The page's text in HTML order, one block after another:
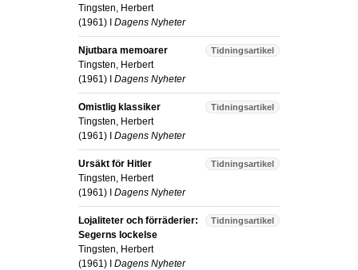
Tingsten, Herbert
(1961) I Dagens Nyheter
Tidningsartikel
Njutbara memoarer
Tingsten, Herbert
(1961) I Dagens Nyheter
Tidningsartikel
Omistlig klassiker
Tingsten, Herbert
(1961) I Dagens Nyheter
Tidningsartikel
Ursäkt för Hitler
Tingsten, Herbert
(1961) I Dagens Nyheter
Tidningsartikel
Lojaliteter och förräderier:
Segerns lockelse
Tingsten, Herbert
(1961) I Dagens Nyheter